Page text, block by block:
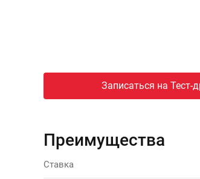
Записаться на Тест-
Преимущества
Ставка